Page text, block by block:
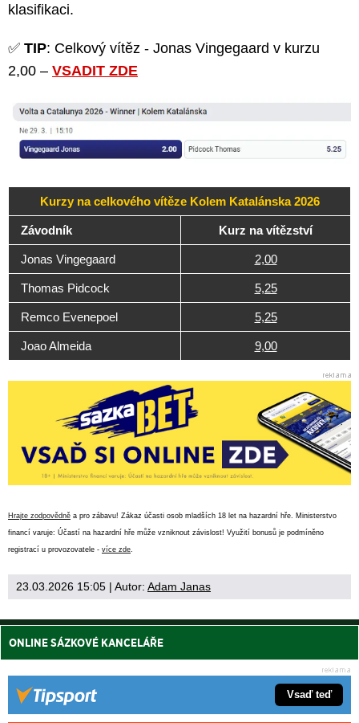
klasifikaci.
✅ TIP: Celkový vítěz - Jonas Vingegaard v kurzu
2,00 – VSADIT ZDE
Kurzy na celkového vítěze Kolem Katalánska 2026
Závodník Kurz na vítězství
Jonas Vingegaard 2,00
Thomas Pidcock 5,25
Remco Evenepoel 5,25
Joao Almeida 9,00
Hrajte zodpovědně a pro zábavu! Zákaz účasti osob mladších 18 let na hazardní hře. Ministerstvo
financí varuje: Účastí na hazardní hře může vzniknout závislost! Využití bonusů je podmíněno
registrací u provozovatele - více zde.
23.03.2026 15:05 | Autor: Adam Janas
ONLINE SÁZKOVÉ KANCELÁŘE
Vsaď teď